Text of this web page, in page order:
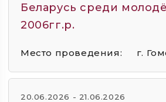
Беларусь среди
2006гг.р.
Место проведения: г.
20.06.2026 - 21.06.2026